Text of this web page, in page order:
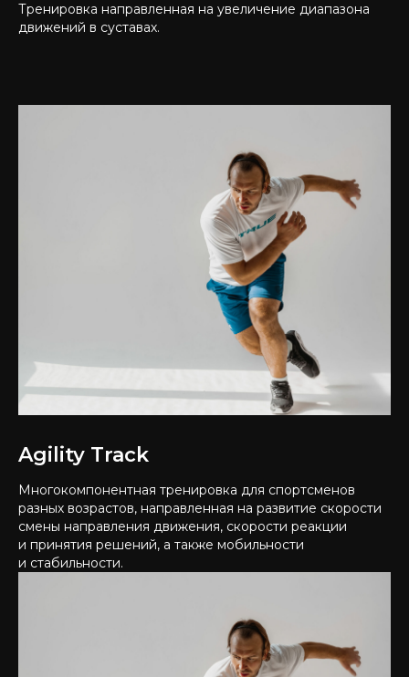
Тренировка направленная на увеличение диапазона
движений в суставах.
Agility Track
Многокомпонентная тренировка для спортсменов
разных возрастов, направленная на развитие скорости
смены направления движения, скорости реакции
и принятия решений, а также мобильности
и стабильности.